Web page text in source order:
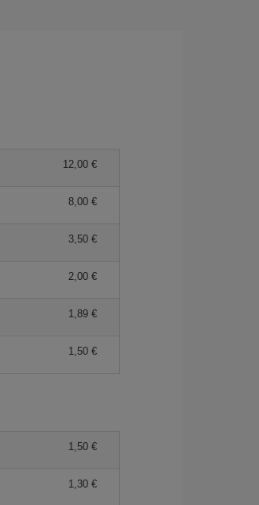
12,00 €
8,00 €
3,50 €
2,00 €
1,89 €
1,50 €
1,50 €
1,30 €